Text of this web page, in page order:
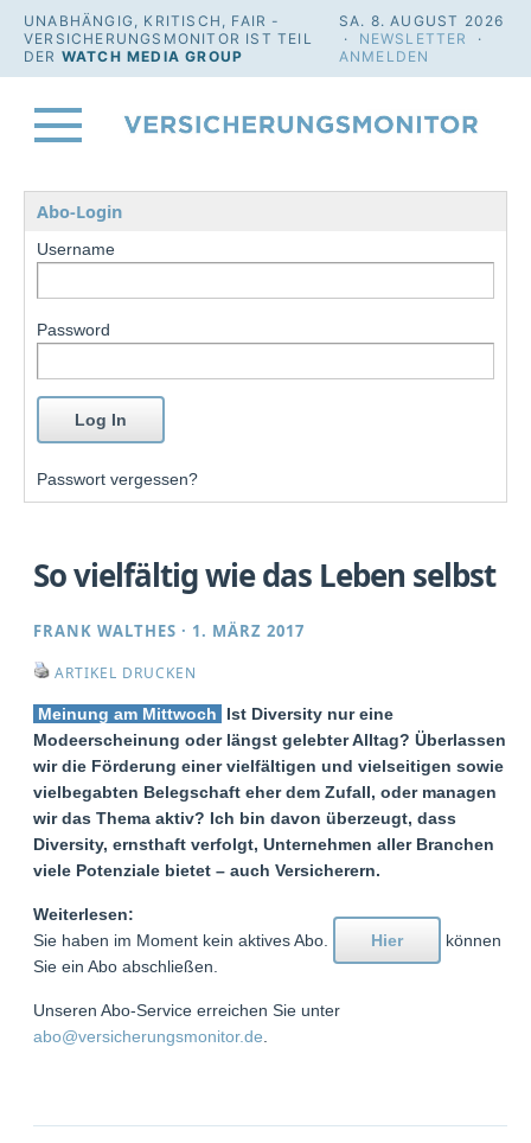
UNABHÄNGIG, KRITISCH, FAIR -
VERSICHERUNGSMONITOR IST TEIL
DER WATCH MEDIA GROUP
SA. 8. AUGUST 2026
· NEWSLETTER
·
ANMELDEN
Abo-Login
Username
Password
Passwort vergessen?
So vielfältig wie das Leben selbst
FRANK WALTHES · 1. MÄRZ 2017
ARTIKEL DRUCKEN
Meinung am Mittwoch
Ist Diversity nur eine
Modeerscheinung oder längst gelebter Alltag? Überlassen
wir die Förderung einer vielfältigen und vielseitigen sowie
vielbegabten Belegschaft eher dem Zufall, oder managen
wir das Thema aktiv? Ich bin davon überzeugt, dass
Diversity, ernsthaft verfolgt, Unternehmen aller Branchen
viele Potenziale bietet – auch Versicherern.
Weiterlesen:
Sie haben im Moment kein aktives Abo.
Hier
können
Sie ein Abo abschließen.
Unseren Abo-Service erreichen Sie unter
abo@versicherungsmonitor.de